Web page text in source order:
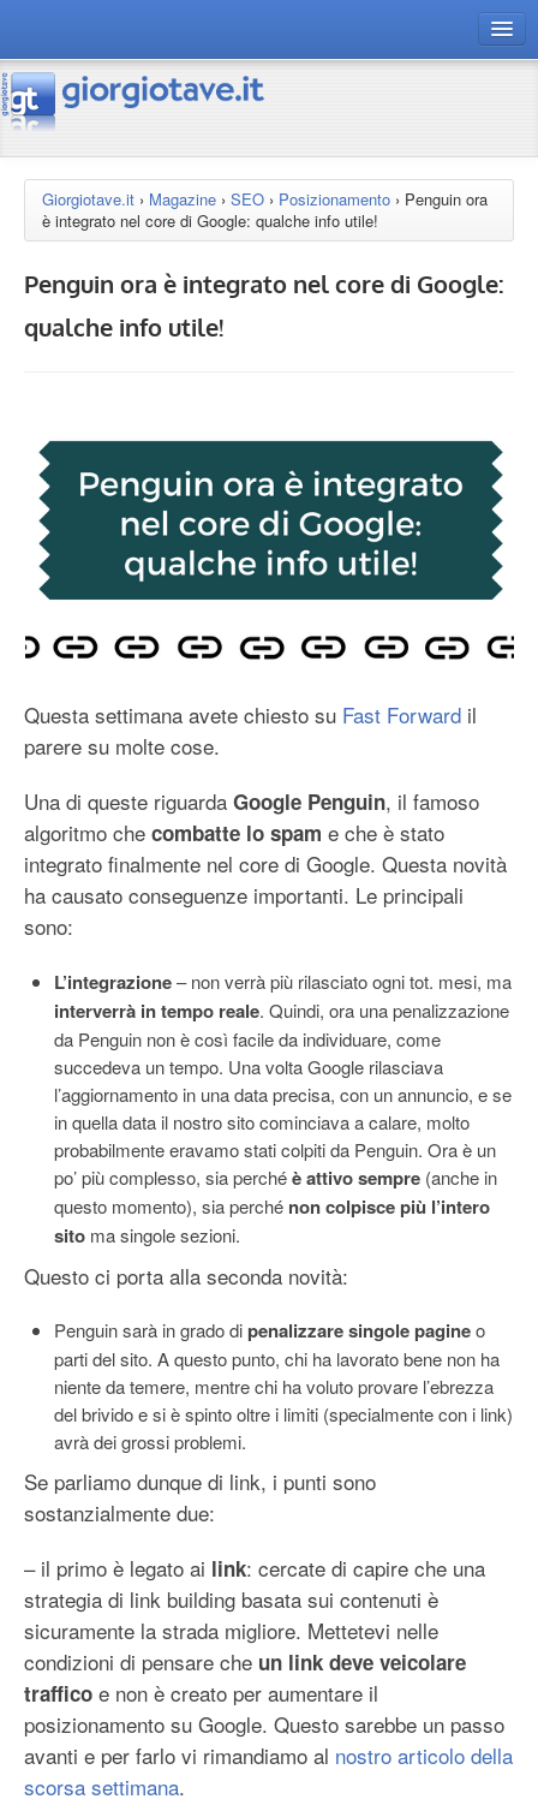
connect gt
risorse
Chi siamo
Giorgiotave.it › Magazine › SEO › Posizionamento › Penguin ora
è integrato nel core di Google: qualche info utile!
Penguin ora è integrato nel core di Google:
qualche info utile!
Questa settimana avete chiesto su Fast Forward il
parere su molte cose.
Una di queste riguarda Google Penguin, il famoso
algoritmo che combatte lo spam e che è stato
integrato finalmente nel core di Google. Questa novità
ha causato conseguenze importanti. Le principali
sono:
L’integrazione– non verrà più rilasciato ogni tot. mesi, ma
interverrà in tempo reale. Quindi, ora una penalizzazione
da Penguin non è così facile da individuare, come
succedeva un tempo. Una volta Google rilasciava
l’aggiornamento in una data precisa, con un annuncio, e se
in quella data il nostro sito cominciava a calare, molto
probabilmente eravamo stati colpiti da Penguin. Ora è un
po’ più complesso, sia perchéè attivo sempre (anche in
questo momento), sia perché non colpisce più l’intero
sito ma singole sezioni.
Questo ci porta alla seconda novità:
Penguin sarà in grado dipenalizzare singole pagineo
parti del sito. A questo punto, chi ha lavorato bene non ha
niente da temere, mentre chi ha voluto provare l’ebrezza
del brivido e si è spinto oltre i limiti (specialmente con i link)
avrà dei grossi problemi.
Se parliamo dunque di link, i punti sono
sostanzialmente due:
– il primo è legato ai link: cercate di capire che una
strategia di link building basata sui contenuti è
sicuramente la strada migliore. Mettetevi nelle
condizioni di pensare che un link deve veicolare
traffico e non è creato per aumentare il
posizionamento su Google. Questo sarebbe un passo
avanti e per farlo vi rimandiamo al nostro articolo della
scorsa settimana.